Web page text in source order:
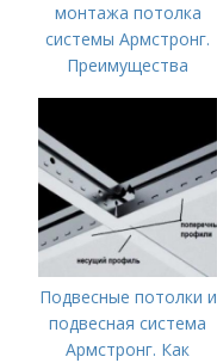
монтажа потолка
системы Армстронг.
Преимущества
Подвесные потолки и
подвесная система
Армстронг. Как